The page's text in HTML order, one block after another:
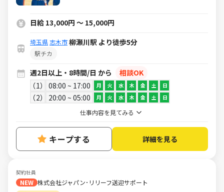
日給 13,000円 ～ 15,000円
埼玉県志木市柳瀬川駅 より徒歩5分
駅チカ
週2日以上・8時間/日 から
相談OK
1
08:00 ~ 17:00 月 火 水 木 金 土 日
2 20:00 ~ 05:00 月 火 水 木 金 土 日
仕事内容を見てみる
キープする 詳細を見る
契約社員
NEW 株式会社ジャパン･リリーフ送迎サポート